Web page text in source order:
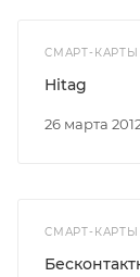
СМАРТ-КАРТЫ
26 марта
Hitag
СМАРТ-КАРТЫ